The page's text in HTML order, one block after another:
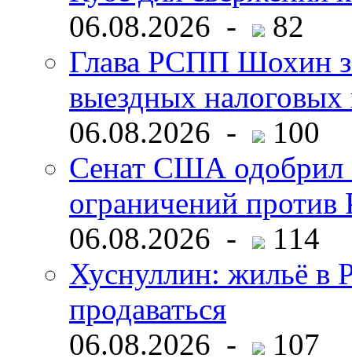
06.08.2026 -
82
Глава РСПП Шохин
выездных налоговых
06.08.2026 -
100
Сенат США одобрил
ограничений
06.08.2026 -
114
Хуснуллин: жильё в
продаваться
06.08.2026 -
107